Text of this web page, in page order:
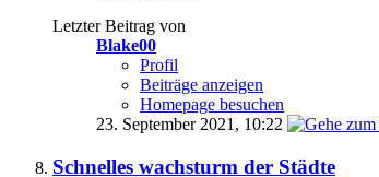
Letzter Beitrag von
Blake00
Profil
Beiträge anzeigen
Homepage besuchen
23. September 2021, 10:22
Schnelles wachsturm der Städte